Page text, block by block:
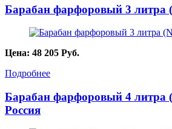
Барабан фарфоровый 3 литра
Цена: 48 205 Руб.
Подробнее
Барабан фарфоровый 4 литра
Россия